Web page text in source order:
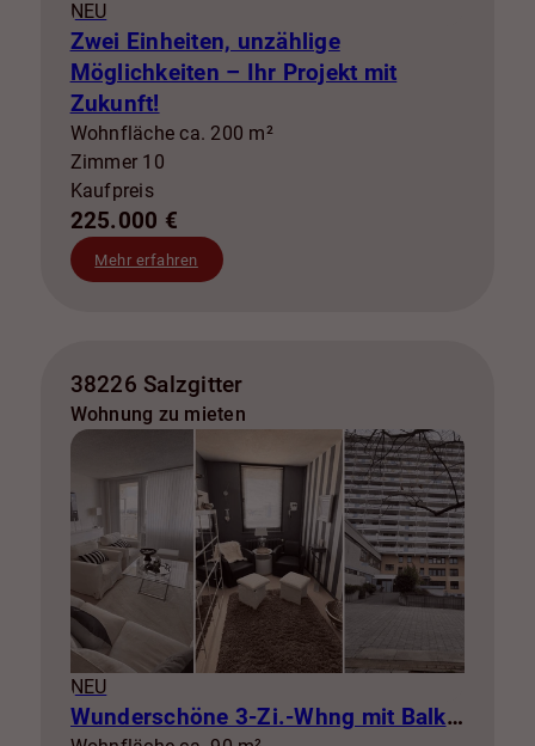
NEU
Zwei Einheiten, unzählige
Möglichkeiten – Ihr Projekt mit
Zukunft!
Wohnfläche ca. 200 m²
Zimmer 10
Kaufpreis
225.000 €
Mehr erfahren
38226 Salzgitter
Wohnung zu mieten
NEU
Wunderschöne 3-Zi.-Whng mit Balkon zur Miete! SZ-Lebenstedt